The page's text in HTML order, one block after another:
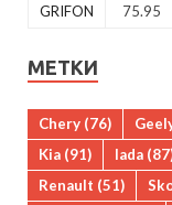
GRIFON
75.95
МЕТКИ
Chery (76)
Kia (91) lada
Renault (51)